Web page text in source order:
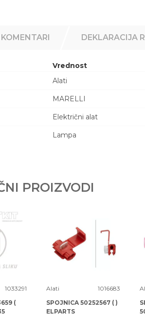
KOMENTARI DEKLARACIJA
Vrednost
Alati
MARELLI
Električni alat
Lampa
zakona o zaštiti potrošača
PROIZVODI
1033291
(
Alati
1016683
SPOJNICA 50252567 ( )
ELPARTS